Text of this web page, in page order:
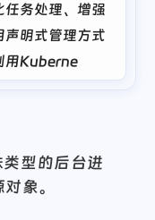
任务处理、增强
声明式管理方式
Kubernetes优
型的后台进